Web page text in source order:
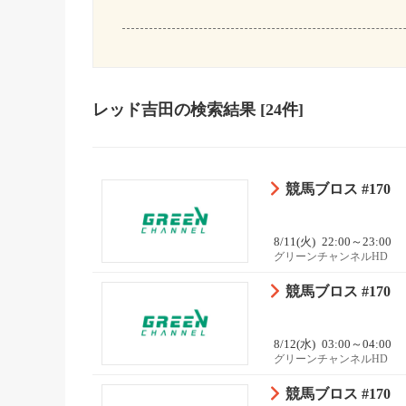
レッド吉田 の検索結果 [24件]
競馬ブロス #170
8/11(火) 22:00～23:00
グリーンチャンネルHD
競馬ブロス #170
8/12(水) 03:00～04:00
グリーンチャンネルHD
競馬ブロス #170